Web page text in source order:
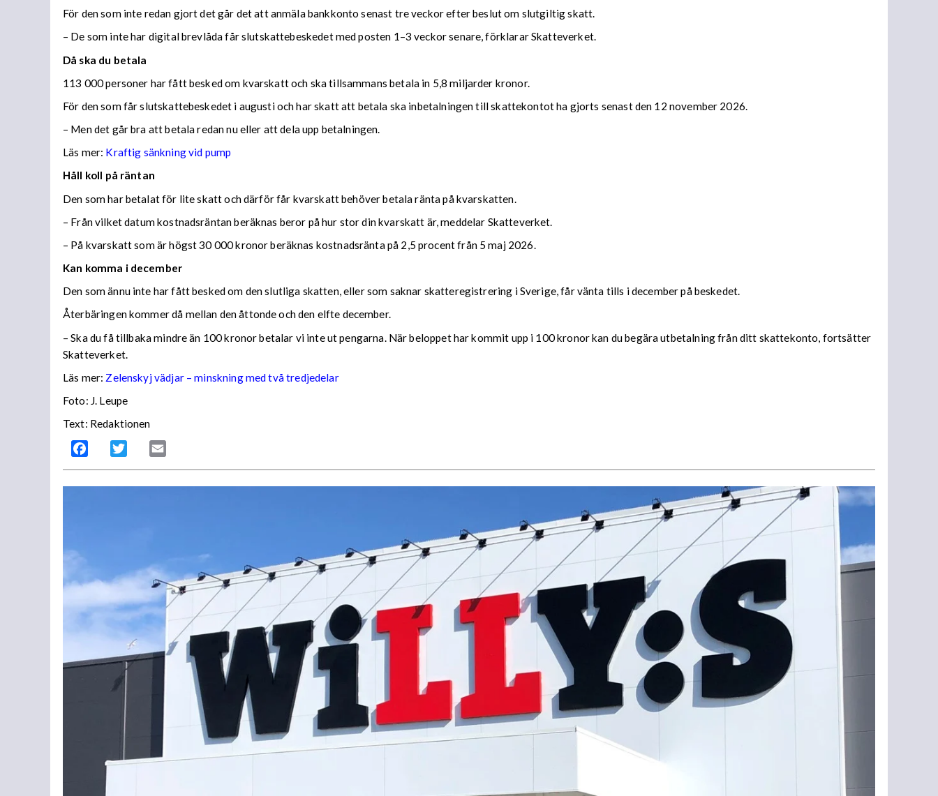
För den som inte redan gjort det går det att anmäla bankkonto senast tre veckor efter beslut om slutgiltig skatt.
– De som inte har digital brevlåda får slutskattebeskedet med posten 1–3 veckor senare, förklarar Skatteverket.
Då ska du betala
113 000 personer har fått besked om kvarskatt och ska tillsammans betala in 5,8 miljarder kronor.
För den som får slutskattebeskedet i augusti och har skatt att betala ska inbetalningen till skattekontot ha gjorts senast den 12 november 2026.
– Men det går bra att betala redan nu eller att dela upp betalningen.
Läs mer: Kraftig sänkning vid pump
Håll koll på räntan
Den som har betalat för lite skatt och därför får kvarskatt behöver betala ränta på kvarskatten.
– Från vilket datum kostnadsräntan beräknas beror på hur stor din kvarskatt är, meddelar Skatteverket.
– På kvarskatt som är högst 30 000 kronor beräknas kostnadsränta på 2,5 procent från 5 maj 2026.
Kan komma i december
Den som ännu inte har fått besked om den slutliga skatten, eller som saknar skatteregistrering i Sverige, får vänta tills i december på beskedet.
Återbäringen kommer då mellan den åttonde och den elfte december.
– Ska du få tillbaka mindre än 100 kronor betalar vi inte ut pengarna. När beloppet har kommit upp i 100 kronor kan du begära utbetalning från ditt skattekonto, fortsätter
Skatteverket.
Läs mer: Zelenskyj vädjar – minskning med två tredjedelar
Foto: J. Leupe
Text: Redaktionen
Facebook Twitter